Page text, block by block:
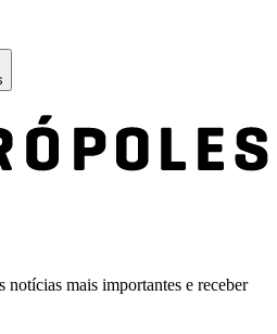
mais importantes e receber